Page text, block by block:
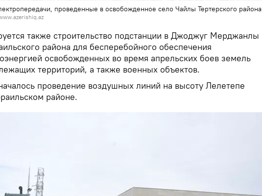
проведенные в освобожденное село Чайлы Тертерского района
также строительство подстанции в Джоджуг Мерджанлы
района для бесперебойного обеспечения
освобожденных во время апрельских боев земель
территорий, а также военных объектов.
проведение воздушных линий на высоту Лелетепе
районе.